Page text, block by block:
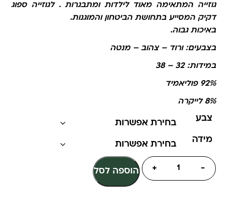
גוזייה המתאימה מאוד לילדות ומתבגרות . לגוזייה ספוג
דקיק המסייע בתחושת הביטחון והמוגנות.
באיכות גבוה.
בצבעים: ורוד – צהוב – מנטה
במידות: 32 – 38
92% פוליאמיד
8% לייקרה
צבע
מידה
-
+ הוספה לסל